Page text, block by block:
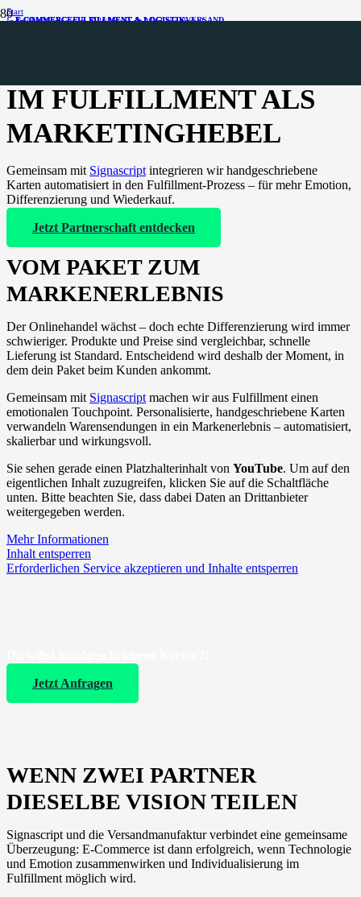
Start
Individualisierung im Fulfillment als Marketinghebel
IM FULFILLMENT ALS
MARKETINGHEBEL
Gemeinsam mit Signascript integrieren wir handgeschriebene
Karten automatisiert in den Fulfillment-Prozess – für mehr Emotion,
Differenzierung und Wiederkauf.
Jetzt Partnerschaft entdecken
VOM PAKET ZUM
MARKENERLEBNIS
Der Onlinehandel wächst – doch echte Differenzierung wird immer
schwieriger. Produkte und Preise sind vergleichbar, schnelle
Lieferung ist Standard. Entscheidend wird deshalb der Moment, in
dem dein Paket beim Kunden ankommt.
Gemeinsam mit Signascript machen wir aus Fulfillment einen
emotionalen Touchpoint. Personalisierte, handgeschriebene Karten
verwandeln Warensendungen in ein Markenerlebnis – automatisiert,
skalierbar und wirkungsvoll.
Sie sehen gerade einen Platzhalterinhalt von YouTube. Um auf den
eigentlichen Inhalt zuzugreifen, klicken Sie auf die Schaltfläche
unten. Bitte beachten Sie, dass dabei Daten an Drittanbieter
weitergegeben werden.
Mehr Informationen
Inhalt entsperren
Erforderlichen Service akzeptieren und Inhalte entsperren
Jetzt Anfragen
WENN ZWEI PARTNER
DIESELBE VISION TEILEN
Signascript und die Versandmanufaktur verbindet eine gemeinsame
Überzeugung: E-Commerce ist dann erfolgreich, wenn Technologie
und Emotion zusammenwirken und Individualisierung im
Fulfillment möglich wird.
E-COMMERCEFULFILLMENT & LOGISTIKVERSAND
E-COMMERCEFULFILLMENT & LOGISTIK
E-COMMERCEFULFILLMENT & LOGISTIK